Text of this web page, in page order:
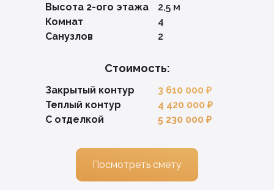
Высота 2-ого этажа
Комнат
Санузлов
2,5 м
4
2
Закрытый контур
Теплый контур
С отделкой
3 610 000 ₽
4 420 000 ₽
5 230 000 ₽
Стоимость:
Посмотреть смету